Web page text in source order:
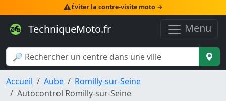
⚠️Éviter la contre-visite moto →
TechniqueMoto.fr Menu
Accueil Aube
Romilly-sur-Seine
Autocontrol Romilly-sur-Seine